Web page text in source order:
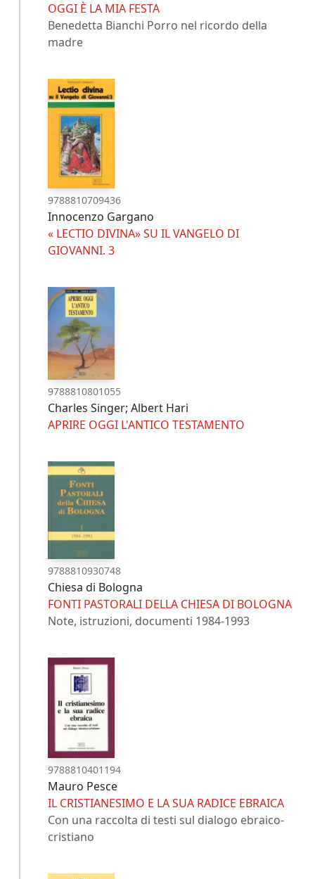
OGGI È LA MIA FESTA
Benedetta Bianchi Porro nel ricordo della
madre
9788810709436
Innocenzo Gargano
« LECTIO DIVINA» SU IL VANGELO DI
GIOVANNI. 3
9788810801055
Charles Singer; Albert Hari
APRIRE OGGI L'ANTICO TESTAMENTO
9788810930748
Chiesa di Bologna
FONTI PASTORALI DELLA CHIESA DI BOLOGNA
Note, istruzioni, documenti 1984-1993
9788810401194
Mauro Pesce
IL CRISTIANESIMO E LA SUA RADICE EBRAICA
Con una raccolta di testi sul dialogo ebraico-
cristiano